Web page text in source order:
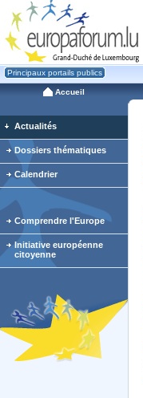
Principaux portails publics
Accueil
Actualités
Dossiers thématiques
Calendrier
Comprendre l'Europe
Initiative européenne
citoyenne